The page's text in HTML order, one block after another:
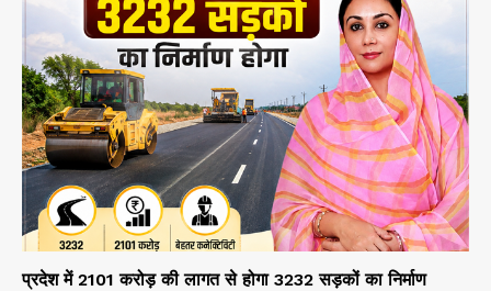
प्रदेश में 2101 करोड़ की लागत से होगा 3232 सड़कों का निर्माण